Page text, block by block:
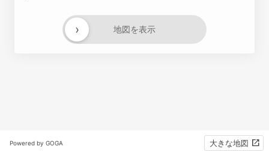
地図を表示
›
Powered by GOGA 大きな地図